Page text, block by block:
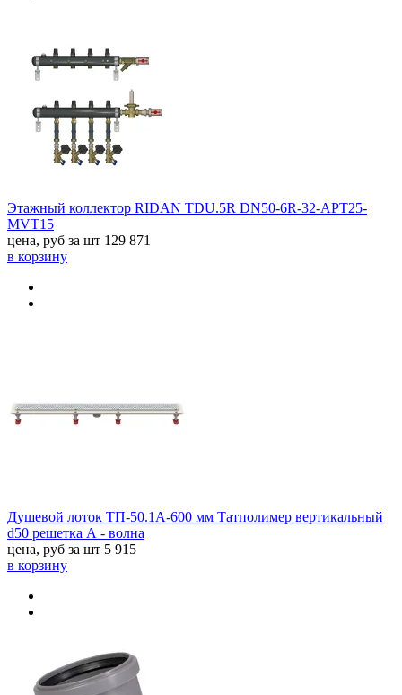
Этажный коллектор RIDAN TDU.5R DN50-6R-32-APT25-
MVT15
цена, руб за шт 129 871
в корзину
Душевой лоток ТП-50.1A-600 мм Татполимер вертикальный
d50 решетка А - волна
цена, руб за шт 5 915
в корзину